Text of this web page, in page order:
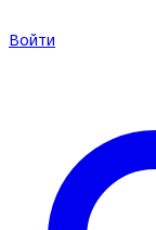
Войти